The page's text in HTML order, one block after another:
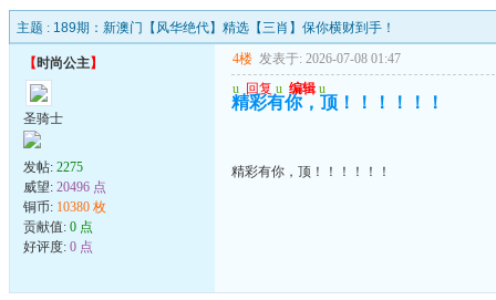
主题 : 189期：新澳门【风华绝代】精选【三肖】保你横财到手！
【时尚公主】
圣骑士
发帖: 2275
威望: 20496 点
铜币: 10380 枚
贡献值: 0 点
好评度: 0 点
4楼 发表于: 2026-07-08 01:47
u 回复 u 编辑 u
精彩有你，顶！！！！！！
精彩有你，顶！！！！！！